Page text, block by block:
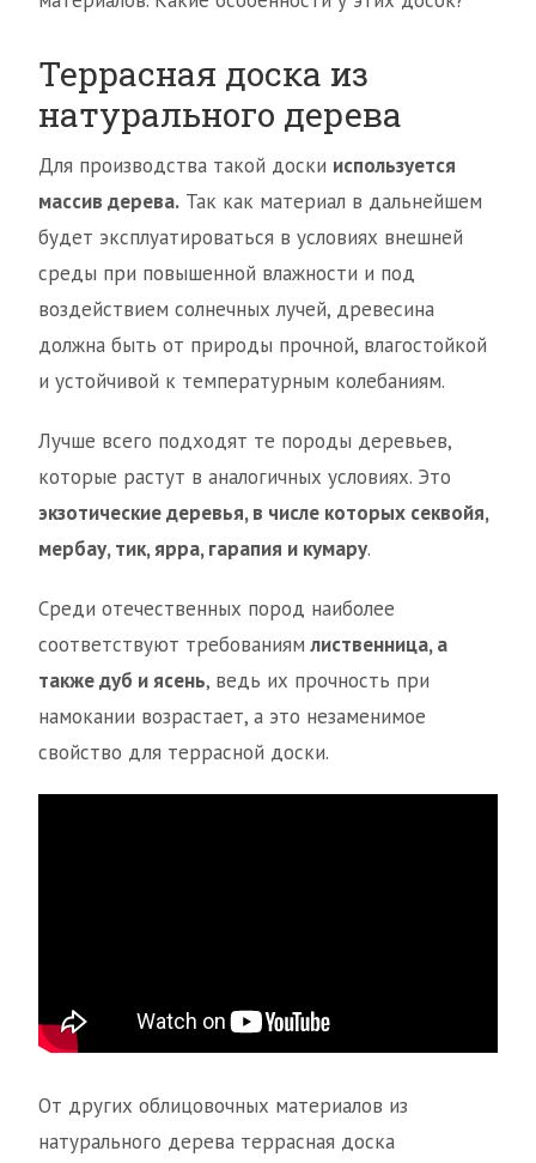
Террасная доска из
натурального дерева
Для производства такой доски используется
массив дерева. Так как материал в дальнейшем
будет эксплуатироваться в условиях внешней
среды при повышенной влажности и под
воздействием солнечных лучей, древесина
должна быть от природы прочной, влагостойкой
и устойчивой к температурным колебаниям.
Лучше всего подходят те породы деревьев,
которые растут в аналогичных условиях. Это
экзотические деревья, в числе которых секвойя,
мербау, тик, ярра, гарапия и кумару.
Среди отечественных пород наиболее
соответствуют требованиямлиственница, а
также дуб и ясень, ведь их прочность при
намокании возрастает, а это незаменимое
свойство для террасной доски.
От других облицовочных материалов из
натурального дерева террасная доска